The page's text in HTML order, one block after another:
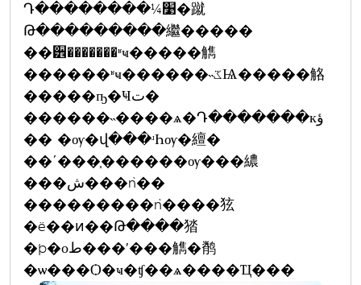
Դ��������¼׹�蹴
Թ���������繼�����
��੾�������ʶҹ�����觹
������ʶҹ������˵ػѨ�����觡
�����ҧ�Ҹت�
������˵����ѧ�Դ�������кؤ
�� �ѹ�վ���ʴҺѹ�繵�
��ʹ���֧������ѹ���繷
���ش���ǹ��
���������ǹ����㹡
�ë��ͷ��Թ����㹺
�þ�оط���ʹ���觹�鹡
�ѡ���Ѻ�ҹ�ʧ��ѧ����Ҵ���